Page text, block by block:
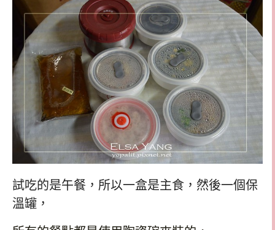
試吃的是午餐，所以一盒是主食，然後一個保
溫罐，